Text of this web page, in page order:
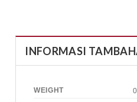
INFORMASI
WEIGHT